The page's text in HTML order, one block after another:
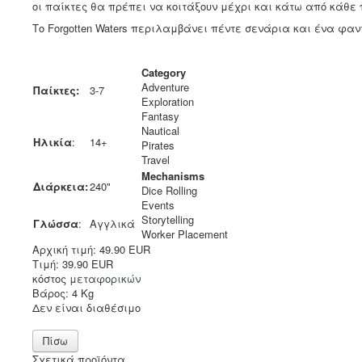
οι παίκτες θα πρέπει να κοιτάξουν μέχρι και κάτω από
Το Forgotten Waters περιλαμβάνει πέντε σενάρια και ένα
Παίκτες: 3-7
Category
Adventure
Exploration
Fantasy
Nautical
Pirates
Travel
Ηλικία: 14+
Διάρκεια:240"
Mechanisms
Dice Rolling
Events
Storytelling
Worker Placement
Γλώσσα: Αγγλικά
Αρχική τιμή: 49.90 EUR
Τιμή: 39.90 EUR
κόστος μεταφορικών
Βάρος: 4 Kg
Δεν είναι διαθέσιμο